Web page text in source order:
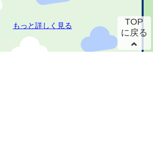
もっと詳しく見る
TOP
に戻る